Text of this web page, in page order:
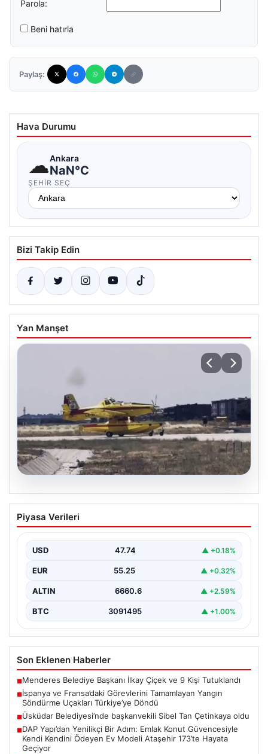
Parola:
Beni hatırla
Paylaş:
Hava Durumu
☁Ankara
NaN°C
ŞEHIR SEÇ
Bizi Takip Edin
Yan Manşet
06.08.2026
İspanya ve Fransa’daki Görevlerini
Tamamlayan Yangın Söndürme Uçakları
Orman Genel Müdürlüğü tarafından yapılan açıklamada,
büyük…
Piyasa Verileri
USD 47.74 ▲ +0.18%
EUR 55.25 ▲ +0.32%
ALTIN 6660.6 ▲ +2.59%
BTC 3091495 ▲ +1.00%
Son Eklenen Haberler
■Menderes Belediye Başkanı İlkay Çiçek ve 9 Kişi Tutuklandı
■İspanya ve Fransa’daki Görevlerini Tamamlayan Yangın
Söndürme Uçakları Türkiye’ye Döndü
■Üsküdar Belediyesi’nde başkanvekili Sibel Tan Çetinkaya oldu
■DAP Yapı’dan Yenilikçi Bir Adım: Emlak Konut Güvencesiyle
Kendi Kendini Ödeyen Ev Modeli Ataşehir 173’te Hayata
Geçiyor